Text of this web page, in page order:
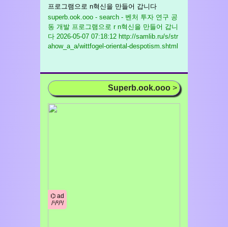
프로그램으로 n혁신을 만들어 갑니다
superb.ook.ooo - search - 벤처 투자 연구 공
동 개발 프로그램으로 r n혁신을 만들어 갑니
다 2026-05-07 07:18:12 http://samlib.ru/s/str
ahow_a_a/wittfogel-oriental-despotism.shtml
Superb.ook.ooo >
⌬ ad
/¹/²/³/